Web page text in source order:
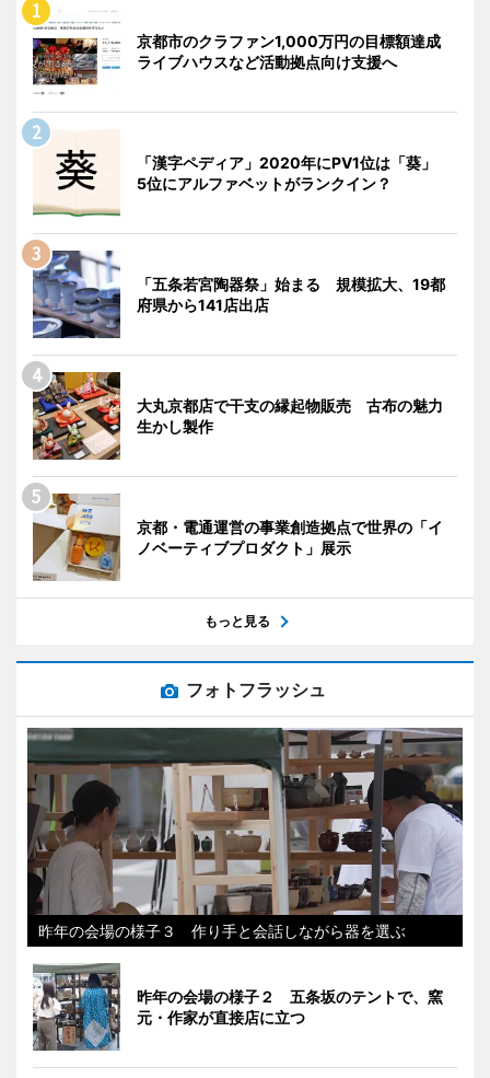
京都市のクラファン1,000万円の目標額達成
ライブハウスなど活動拠点向け支援へ
「漢字ペディア」2020年にPV1位は「葵」
5位にアルファベットがランクイン？
「五条若宮陶器祭」始まる 規模拡大、19都
府県から141店出店
大丸京都店で干支の縁起物販売 古布の魅力
生かし製作
京都・電通運営の事業創造拠点で世界の「イ
ノベーティブプロダクト」展示
もっと見る
フォトフラッシュ
昨年の会場の様子３ 作り手と会話しながら器を選ぶ
昨年の会場の様子２ 五条坂のテントで、窯
元・作家が直接店に立つ